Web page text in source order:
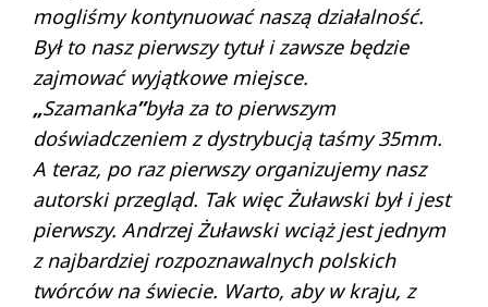
mogliśmy kontynuować naszą działalność.
Był to nasz pierwszy tytuł i zawsze będzie
zajmować wyjątkowe miejsce.
„Szamanka”była za to pierwszym
doświadczeniemz dystrybucją taśmy 35mm.
A teraz, po raz pierwszy organizujemy nasz
autorski przegląd. Tak więc Żuławski był i jest
pierwszy. Andrzej Żuławski wciąż jest jednym
z najbardziej rozpoznawalnych polskich
twórców na świecie. Warto, aby w kraju, z